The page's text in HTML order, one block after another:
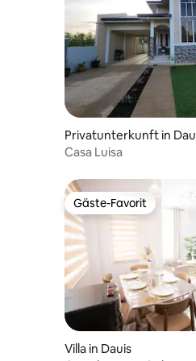
Privatunterkunft in
Casa Luisa
Gäste-Favorit
Gäste-Favorit
Villa in Dauis